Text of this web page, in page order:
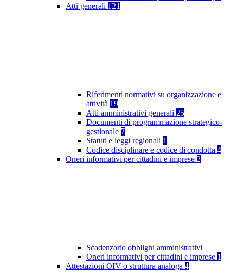
Atti generali 121
Riferimenti normativi su organizzazione e
attività 19
Atti amministrativi generali 25
Documenti di programmazione strategico-
gestionale 7
Statuti e leggi regionali 1
Codice disciplinare e codice di condotta 4
Oneri informativi per cittadini e imprese 2
Scadenzario obblighi amministrativi
Oneri informativi per cittadini e imprese 1
Attestazioni OIV o struttura analoga 4